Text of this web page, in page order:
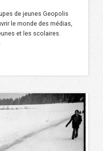
de jeunes Geopolis
le monde des médias,
et les scolaires.